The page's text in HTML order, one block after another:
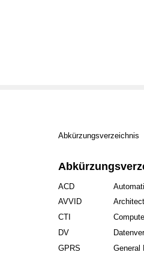
Abkürzungsverzeichnis
ACD
AVVID
CTI
DV
GPRS
General